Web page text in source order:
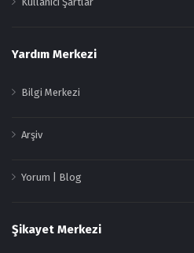
Yardım Merkezi
Bilgi Merkezi
Arşiv
Yorum | Blog
Şikayet Merkezi